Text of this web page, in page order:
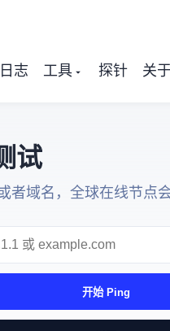
日志 工具 探针 关于
测试
或者域名，全球在线节点会同时
开始 Ping